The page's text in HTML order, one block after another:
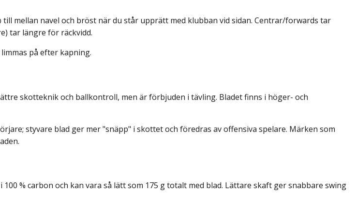
mellan navel och bröst när du står upprätt med klubban vid sidan. Centrar/forwards tar
tar längre för räckvidd.
på efter kapning.
skotteknik och ballkontroll, men är förbjuden i tävling. Bladet finns i höger- och
styvare blad ger mer "snäpp" i skottet och föredras av offensiva spelare. Märken som
% carbon och kan vara så lätt som 175 g totalt med blad. Lättare skaft ger snabbare swing